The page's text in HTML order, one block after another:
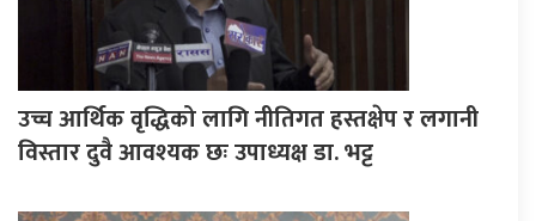
उच्च आर्थिक वृद्धिको लागि नीतिगत हस्तक्षेप र लगानी
विस्तार दुवै आवश्यक छः उपाध्यक्ष डा. भट्ट